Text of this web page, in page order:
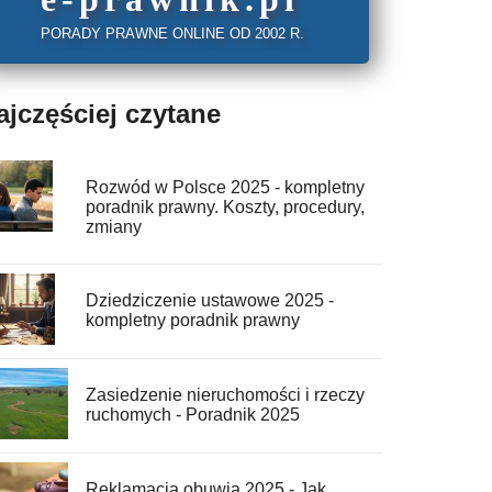
PORADY PRAWNE ONLINE OD 2002 R.
czytane
Rozwód w Polsce 2025 - kompletny
poradnik prawny. Koszty, procedury,
zmiany
Dziedziczenie ustawowe 2025 -
kompletny poradnik prawny
Zasiedzenie nieruchomości i rzeczy
ruchomych - Poradnik 2025